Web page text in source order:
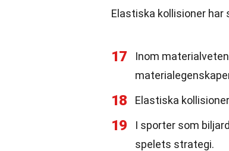
Elastiska kollisioner
17
Inom
18 Elastiska
19 I sporter som
spelets strategi.